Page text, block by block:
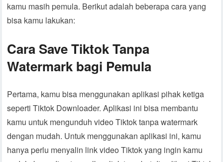
kamu masih pemula. Berikut adalah beberapa cara yang
bisa kamu lakukan:
Cara Save Tiktok Tanpa
Watermark bagi Pemula
Pertama, kamu bisa menggunakan aplikasi pihak ketiga
seperti Tiktok Downloader. Aplikasi ini bisa membantu
kamu untuk mengunduh video Tiktok tanpa watermark
dengan mudah. Untuk menggunakan aplikasi ini, kamu
hanya perlu menyalin link video Tiktok yang ingin kamu